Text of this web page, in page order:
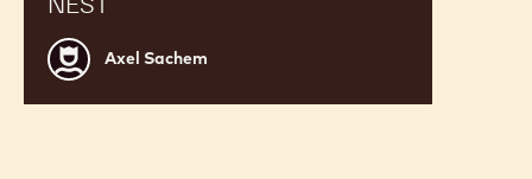
Axel
Sachem
Axel Sachem